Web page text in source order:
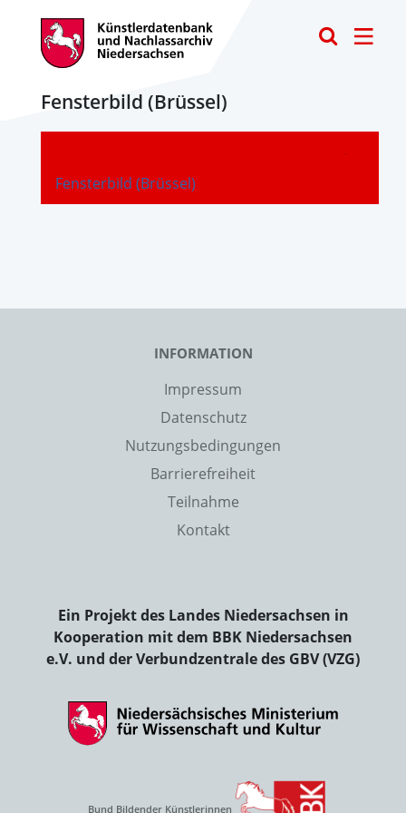
Fensterbild (Brüssel)
Fensterbild (Brüssel)
-
INFORMATION
Impressum
Datenschutz
Nutzungsbedingungen
Barrierefreiheit
Teilnahme
Kontakt
Ein Projekt des Landes Niedersachsen in
Kooperation mit dem BBK Niedersachsen
e.V. und der Verbundzentrale des GBV (VZG)
Bund Bildender Künstlerinnen